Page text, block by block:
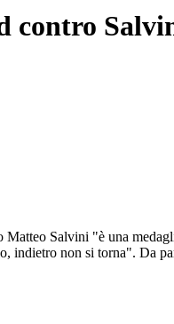
contro
Salvini "è una
indietro non si torna". Da